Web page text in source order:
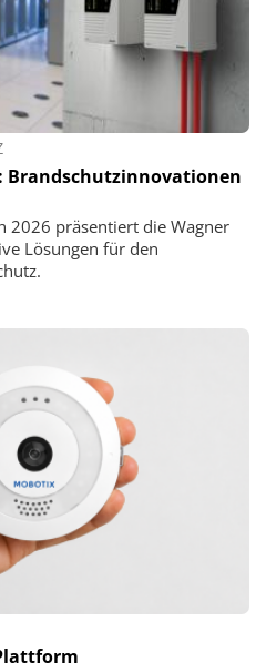
Brandschutzinnovationen
2026 präsentiert die Wagner
Lösungen für den